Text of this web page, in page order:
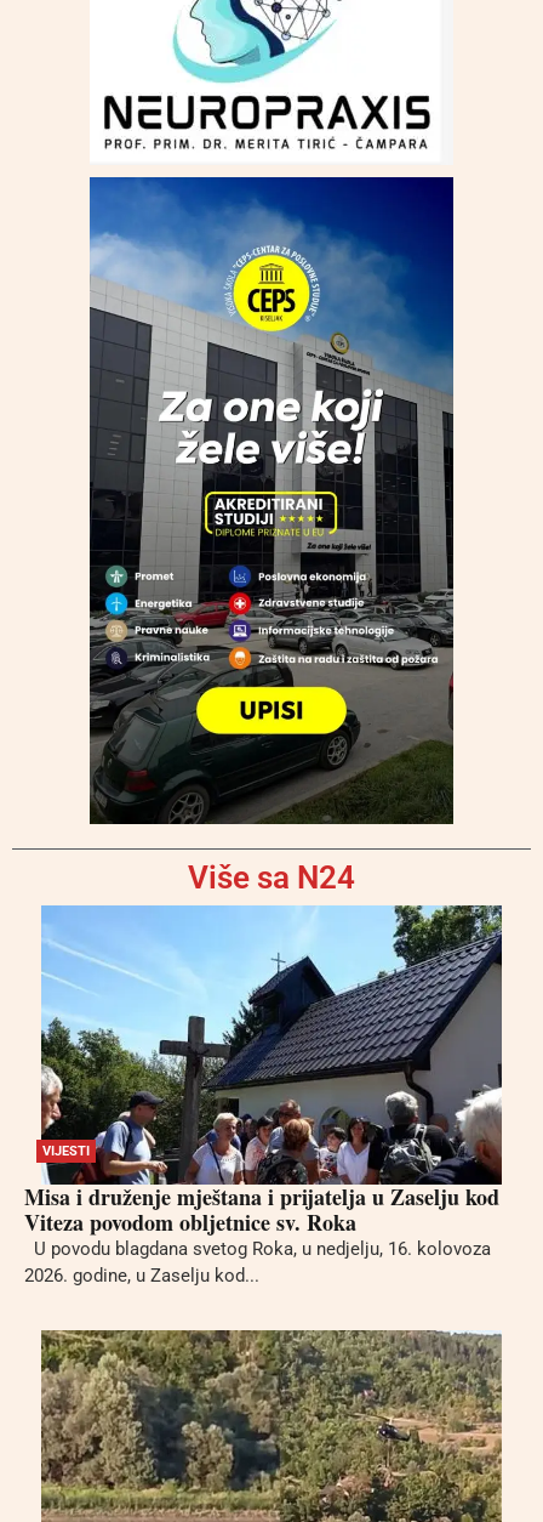
Više sa N24
VIJESTI
Misa i druženje mještana i prijatelja u Zaselju kod
Viteza povodom obljetnice sv. Roka
U povodu blagdana svetog Roka, u nedjelju, 16. kolovoza
2026. godine, u Zaselju kod...